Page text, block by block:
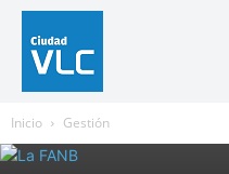
Inicio Gestión